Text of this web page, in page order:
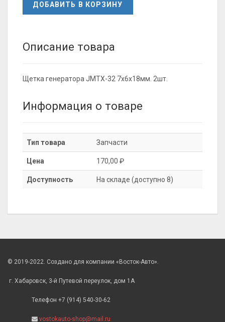
ДОБАВИТЬ В КОРЗИНУ
Описание товара
Щетка генератора JMTX-32 7x6x18мм. 2шт.
Информация о товаре
Тип товара Запчасти
Цена 170,00 ₽
Доступность На складе (доступно 8)
© 2019-2022. Создано для компании «Восток-Авто».
г. Хабаровск, 3-й Путевой переулок, дом 1А
Телефон +7 (914) 540-30-62
vostokauto-shop@mail.ru